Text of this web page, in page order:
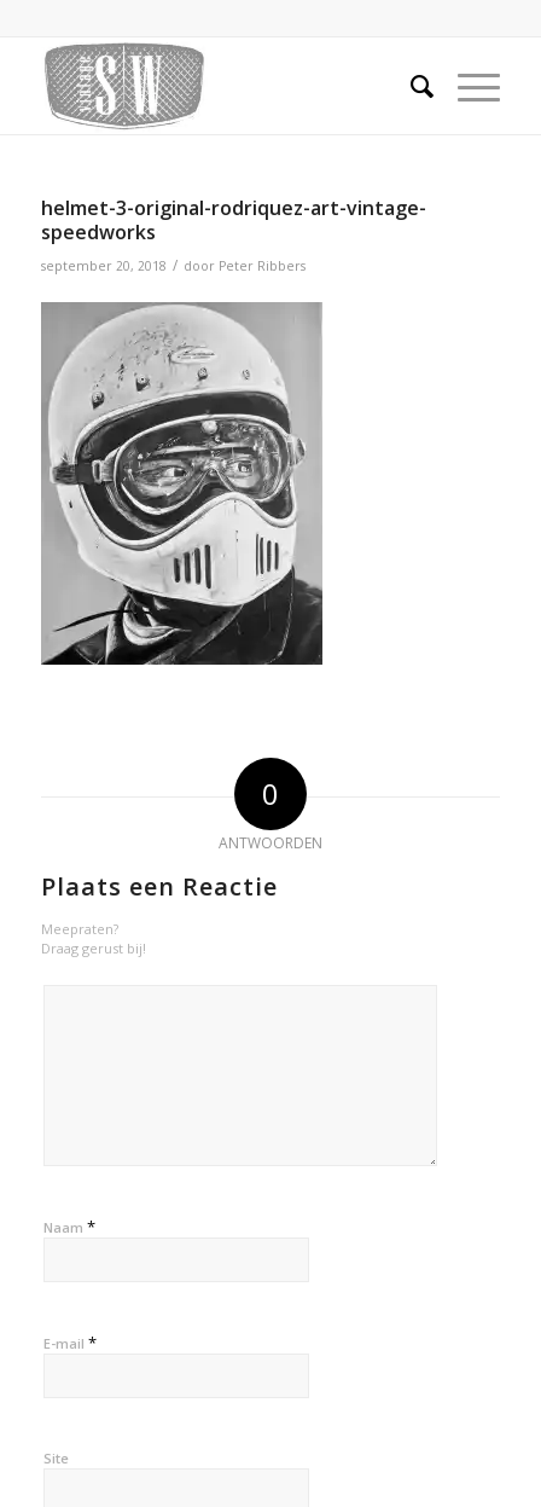
helmet-3-original-rodriquez-art-vintage-
speedworks
september 20, 2018 / door Peter Ribbers
0
ANTWOORDEN
Plaats een Reactie
Meepraten?
Draag gerust bij!
Naam *
E-mail *
Site